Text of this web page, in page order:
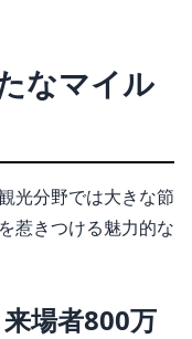
なマイル
光分野では大きな節
惹きつける魅力的な
場者800万